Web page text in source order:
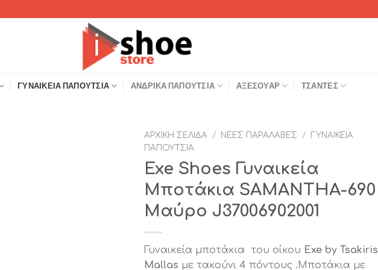
ΓΥΝΑΙΚΕΊΑ ΠΑΠΟΎΤΣΙΑ ΑΝΔΡΙΚΆ ΠΑΠΟΎΤΣΙΑ ΑΞΕΣΟΥΆΡ ΤΣΆΝΤΕΣ
ΑΡΧΙΚΉ ΣΕΛΊΔΑ / ΝΈΕΣ ΠΑΡΑΛΑΒΈΣ /
ΓΥΝΑΙΚΕΊΑ
ΠΑΠΟΎΤΣΙΑ
Exe Shoes Γυναικεία
Μποτάκια SAMANTHA-690
Μαύρo J37006902001
Γυναικεία μποτάκια του οίκου Exe by Tsakiris
Mallas με τακούνι 4 πόντους .Mποτάκια με